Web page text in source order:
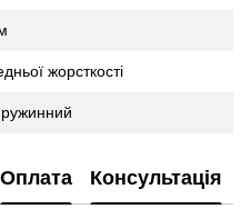
жорсткості
Оплата Консультація